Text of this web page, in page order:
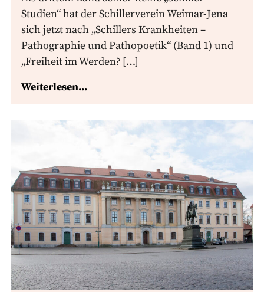
Studien“ hat der Schillerverein Weimar-Jena
sich jetzt nach „Schillers Krankheiten –
Pathographie und Pathopoetik“ (Band 1) und
„Freiheit im Werden? […]
Weiterlesen...